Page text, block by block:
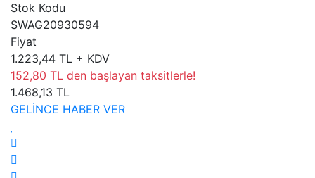
Stok Kodu
SWAG20930594
Fiyat
1.223,44 TL + KDV
152,80 TL den başlayan taksitlerle!
1.468,13 TL
GELİNCE HABER VER